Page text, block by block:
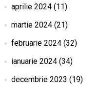
aprilie 2024(11)
martie 2024(21)
februarie 2024(32)
ianuarie 2024(34)
decembrie 2023 (19)